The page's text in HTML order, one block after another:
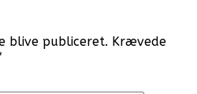
blive publiceret. Krævede